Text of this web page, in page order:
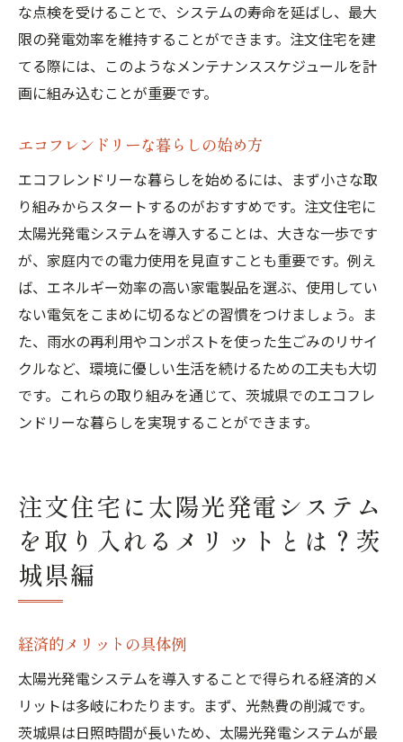
な点検を受けることで、システムの寿命を延ばし、最大
限の発電効率を維持することができます。注文住宅を建
てる際には、このようなメンテナンススケジュールを計
画に組み込むことが重要です。
エコフレンドリーな暮らしの始め方
エコフレンドリーな暮らしを始めるには、まず小さな取
り組みからスタートするのがおすすめです。注文住宅に
太陽光発電システムを導入することは、大きな一歩です
が、家庭内での電力使用を見直すことも重要です。例え
ば、エネルギー効率の高い家電製品を選ぶ、使用してい
ない電気をこまめに切るなどの習慣をつけましょう。ま
た、雨水の再利用やコンポストを使った生ごみのリサイ
クルなど、環境に優しい生活を続けるための工夫も大切
です。これらの取り組みを通じて、茨城県でのエコフレ
ンドリーな暮らしを実現することができます。
注文住宅に太陽光発電システム
を取り入れるメリットとは？茨
城県編
経済的メリットの具体例
太陽光発電システムを導入することで得られる経済的メ
リットは多岐にわたります。まず、光熱費の削減です。
茨城県は日照時間が長いため、太陽光発電システムが最